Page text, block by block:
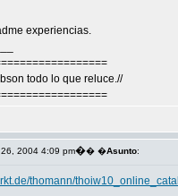
experiencias.
todo lo que reluce.//
2004 4:09 pm�� �Asunto:
thomann/